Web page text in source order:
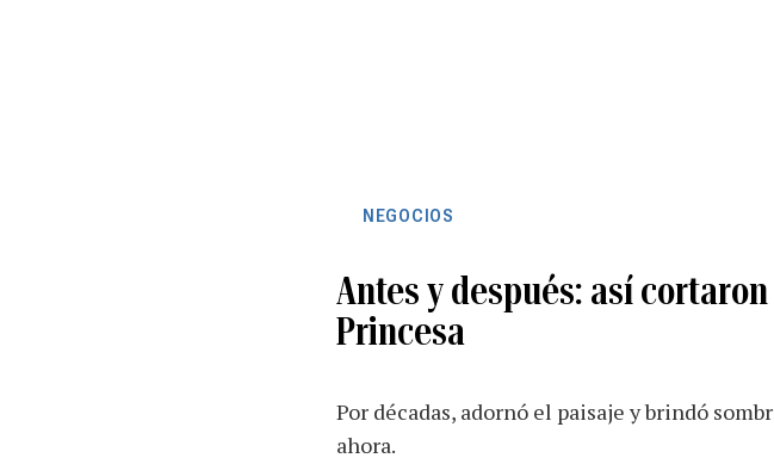
NEGOCIOS
Antes y después: así
Princesa
Por décadas, adornó el paisaje y brindó
ahora.